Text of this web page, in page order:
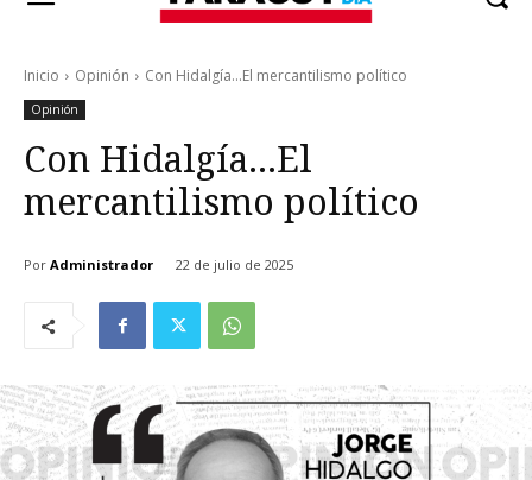
Inicio Opinión Con Hidalgía...El mercantilismo político
Opinión
Con Hidalgía…El
mercantilismo político
Por Administrador 22 de julio de 2025